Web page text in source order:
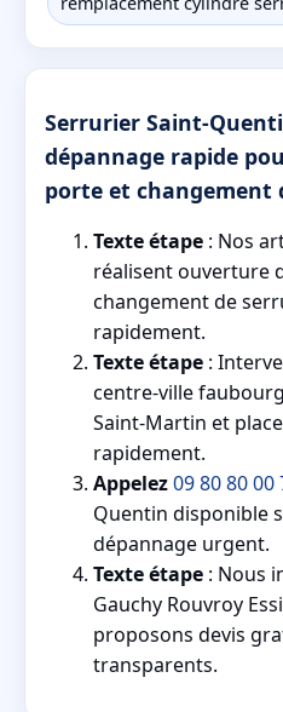
Serrurier Saint-
dépannage rapide
porte et changement
Texte étape : Nos
réalisent ouverture
changement de
rapidement.
Texte étape :
centre-ville
Saint-Martin et
rapidement.
Appelez09 80 80 00
Quentin disponible
dépannage urgent.
Texte étape : Nous
Gauchy Rouvroy
proposons devis
transparents.